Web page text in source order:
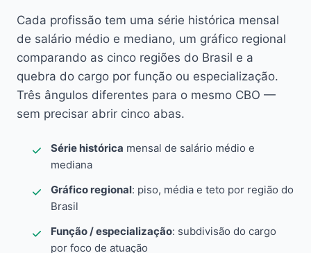
Cada profissão tem uma série histórica mensal
de salário médio e mediano, um gráfico regional
comparando as cinco regiões do Brasil e a
quebra do cargo por função ou especialização.
Três ângulos diferentes para o mesmo CBO —
sem precisar abrir cinco abas.
Série histórica mensal de salário médio e
mediana
Gráfico regional: piso, média e teto por região do
Brasil
Função / especialização: subdivisão do cargo
por foco de atuação